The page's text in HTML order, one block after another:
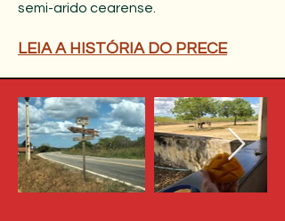
semi-arido cearense.
LEIA A HISTÓRIA DO PRECE